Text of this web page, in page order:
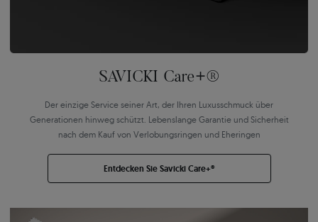
SAVICKI Care+®
Der einzige Service seiner Art, der Ihren Luxusschmuck über
Generationen hinweg schützt. Lebenslange Garantie und Sicherheit
nach dem Kauf von Verlobungsringen und Eheringen
Entdecken Sie Savicki Care+®